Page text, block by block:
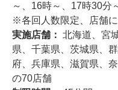
～、16時～、17時30分
※各回人数限定、店舗
実施店舗： 北海道、宮
県、千葉県、茨城県、
府、兵庫県、滋賀県、
の70店舗